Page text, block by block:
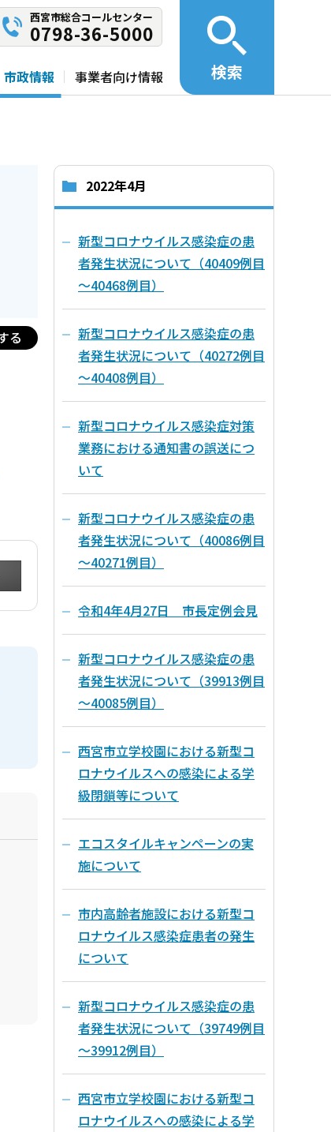
西宮市総合コールセンター
0798-36-5000
市政情報 事業者向け情報 検索
る
2022年4月
新型コロナウイルス感染症の患
者発生状況について（40409例目
～40468例目）
新型コロナウイルス感染症の患
者発生状況について（40272例目
～40408例目）
新型コロナウイルス感染症対策
業務における通知書の誤送につ
いて
新型コロナウイルス感染症の患
者発生状況について（40086例目
～40271例目）
令和4年4月27日 市長定例会見
新型コロナウイルス感染症の患
者発生状況について（39913例目
～40085例目）
西宮市立学校園における新型コ
ロナウイルスへの感染による学
級閉鎖等について
エコスタイルキャンペーンの実
施について
市内高齢者施設における新型コ
ロナウイルス感染症患者の発生
について
新型コロナウイルス感染症の患
者発生状況について（39749例目
～39912例目）
西宮市立学校園における新型コ
ロナウイルスへの感染による学